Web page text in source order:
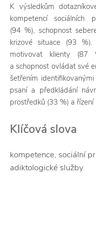
K výsledkům
kompetencí sociálních
(94 %), schopnost
krizové situace (93
motivovat klienty (87
a schopnost ovládat své
šetřením
psaní a předkládání
prostředků (33 %) a řízení
Klíčová slova
kompetence, sociální
adiktologické služby